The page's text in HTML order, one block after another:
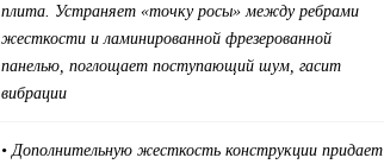
плита. Устраняет «точку росы» между ребрами
жесткости и ламинированной фрезерованной
панелью, поглощает поступающий шум, гасит
вибрации
• Дополнительную жесткость конструкции придает